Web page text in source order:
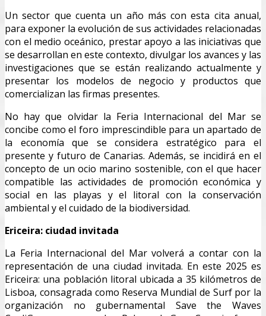
Un sector que cuenta un año más con esta cita anual,
para exponer la evolución de sus actividades relacionadas
con el medio oceánico, prestar apoyo a las iniciativas que
se desarrollan en este contexto, divulgar los avances y las
investigaciones que se están realizando actualmente y
presentar los modelos de negocio y productos que
comercializan las firmas presentes.
No hay que olvidar la Feria Internacional del Mar se
concibe como el foro imprescindible para un apartado de
la economía que se considera estratégico para el
presente y futuro de Canarias. Además, se incidirá en el
concepto de un ocio marino sostenible, con el que hacer
compatible las actividades de promoción económica y
social en las playas y el litoral con la conservación
ambiental y el cuidado de la biodiversidad.
Ericeira: ciudad invitada
La Feria Internacional del Mar volverá a contar con la
representación de una ciudad invitada. En este 2025 es
Ericeira: una población litoral ubicada a 35 kilómetros de
Lisboa, consagrada como Reserva Mundial de Surf por la
organización no gubernamental Save the Waves